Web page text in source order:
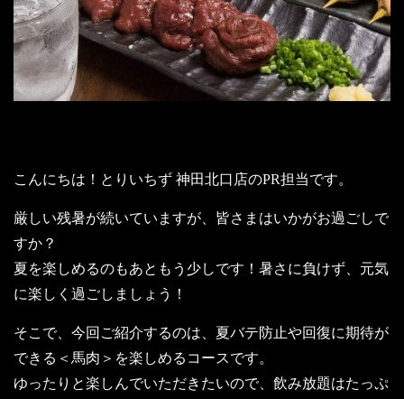
こんにちは！とりいちず 神田北口店のPR担当です。
厳しい残暑が続いていますが、皆さまはいかがお過ごしで
すか？
夏を楽しめるのもあともう少しです！暑さに負けず、元気
に楽しく過ごしましょう！
そこで、今回ご紹介するのは、夏バテ防止や回復に期待が
できる＜馬肉＞を楽しめるコースです。
ゆったりと楽しんでいただきたいので、飲み放題はたっぷ